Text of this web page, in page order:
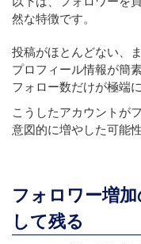
然な特徴です。
投稿がほとんどない、
プロフィール情報が簡
フォロー数だけが極端
こうしたアカウントが
意図的に増やした可能
フォロワー増
して残る